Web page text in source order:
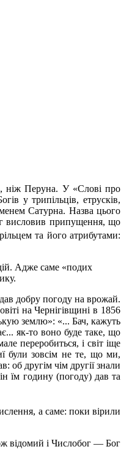
ніж Перуна. У «Слові про
у трипільців, етрусків,
Сатурна. Назва цього
припущення, що
та його атрибутами:
Адже саме «подих
добру погоду на врожай.
на Чернігівщині в 1856
землю»: «... Бач, кажуть
як-то воно буде таке, що
переробиться, і світ іще
були зовсім не те, що ми,
об другім чім другії знали
їм годину (погоду) дав та
а саме: поки вірили
відомий і Числобог — Бог